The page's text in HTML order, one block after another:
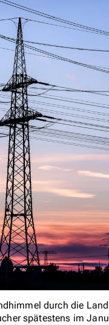
durch die
spätestens im